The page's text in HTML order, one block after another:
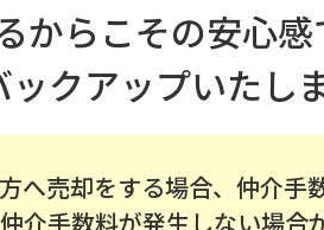
からこその安心感
クアップいたしま
売却をする場合、仲介手
介手数料が発生しない場合